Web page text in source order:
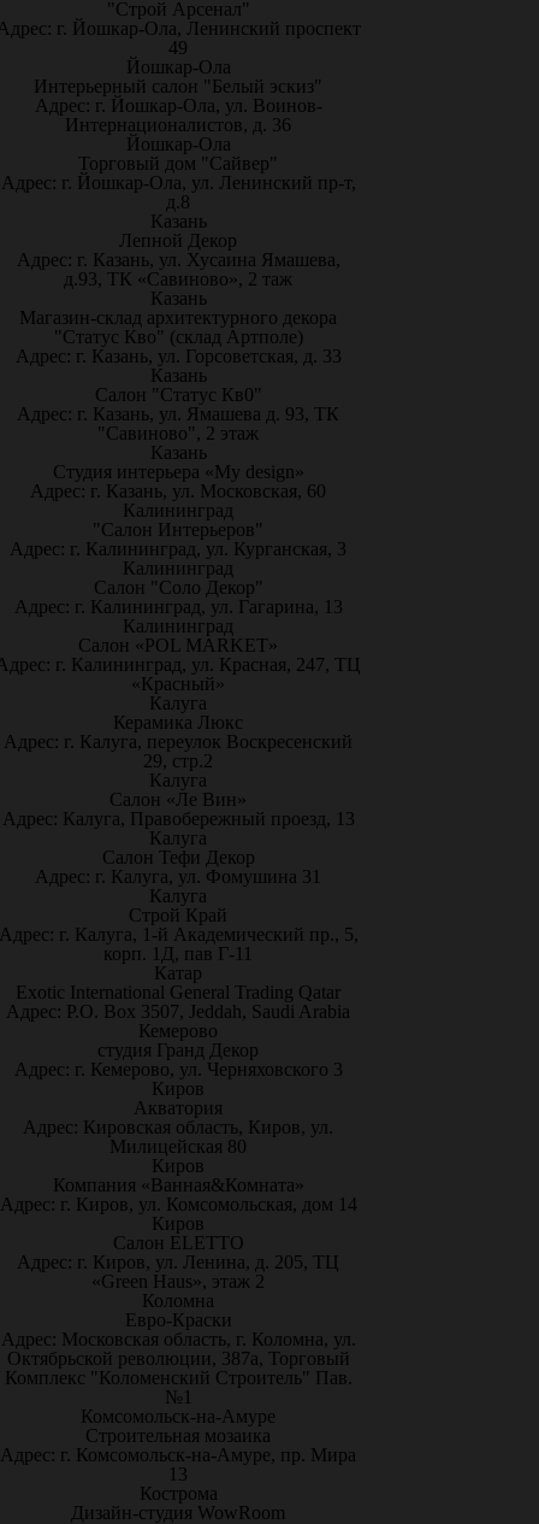
"Строй Арсенал"
г. Йошкар-Ола, Ленинский проспект
49
Йошкар-Ола
Интерьерный салон "Белый эскиз"
Адрес: г. Йошкар-Ола, ул. Воинов-
Интернационалистов, д. 36
Йошкар-Ола
Торговый дом "Сайвер"
Адрес: г. Йошкар-Ола, ул. Ленинский пр-т,
д.8
Казань
Лепной Декор
Адрес: г. Казань, ул. Хусаина Ямашева,
д.93, ТК «Савиново», 2 таж
Казань
Магазин-склад архитектурного декора
"Статус Кво" (склад Артполе)
Адрес: г. Казань, ул. Горсоветская, д. 33
Казань
Салон "Статус Кв0"
Адрес: г. Казань, ул. Ямашева д. 93, ТК
"Савиново", 2 этаж
Казань
Студия интерьера «My design»
Адрес: г. Казань, ул. Московская, 60
Калининград
"Салон Интерьеров"
Адрес: г. Калининград, ул. Курганская, 3
Калининград
Салон "Соло Декор"
Адрес: г. Калининград, ул. Гагарина, 13
Калининград
Салон «POL MARKET»
г. Калининград, ул. Красная, 247, ТЦ
«Красный»
Калуга
Керамика Люкс
Адрес: г. Калуга, переулок Воскресенский
29, стр.2
Калуга
Салон «Ле Вин»
Адрес: Калуга, Правобережный проезд, 13
Калуга
Салон Тефи Декор
Адрес: г. Калуга, ул. Фомушина 31
Калуга
Строй Край
г. Калуга, 1-й Академический пр., 5,
корп. 1Д, пав Г-11
Катар
Exotic International General Trading Qatar
Адрес: P.O. Box 3507, Jeddah, Saudi Arabia
Кемерово
студия Гранд Декор
Адрес: г. Кемерово, ул. Черняховского 3
Киров
Акватория
Адрес: Кировская область, Киров, ул.
Милицейская 80
Киров
Компания «Ванная&Комната»
Адрес: г. Киров, ул. Комсомольская, дом 14
Киров
Салон ELETTO
Адрес: г. Киров, ул. Ленина, д. 205, ТЦ
«Green Haus», этаж 2
Коломна
Евро-Краски
Адрес: Московская область, г. Коломна, ул.
Октябрьской революции, 387а, Торговый
Комплекс "Коломенский Строитель" Пав.
№1
Комсомольск-на-Амуре
Строительная мозаика
Адрес: г. Комсомольск-на-Амуре, пр. Мира
13
Кострома
Дизайн-студия WowRoom